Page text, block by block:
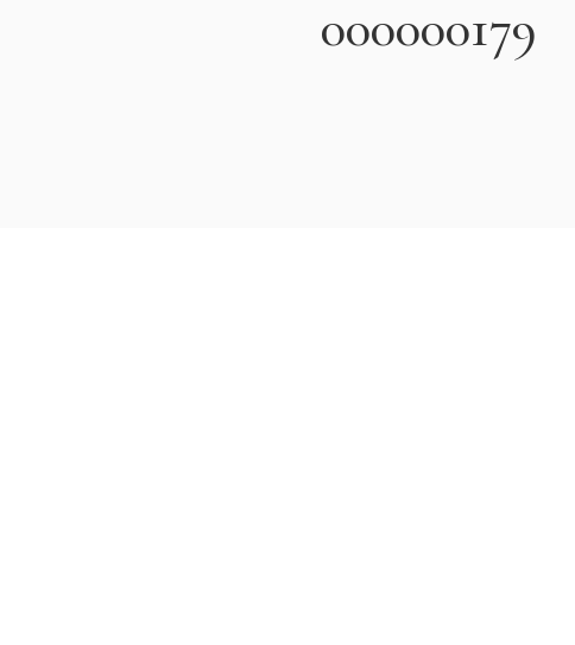
Capi d’Archivio
000000179